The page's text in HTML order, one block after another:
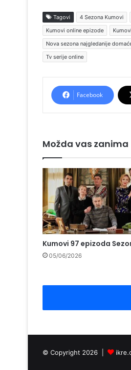
Tagovi 4 Sezona Kumovi
Kumovi online epizode
Nova sezona najgledanije
Tv serije online
Facebook
Možda vas zanima
Kumovi 97 epizoda
05/06/2026
© Copyright 2026 |